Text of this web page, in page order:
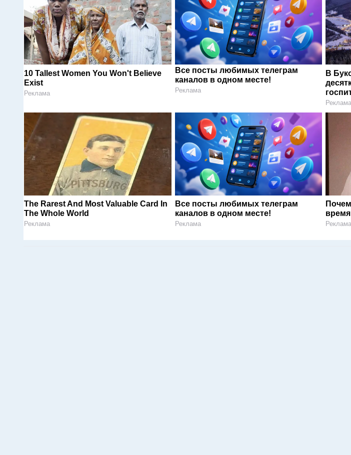
10 Tallest Women You Won't Believe
Exist
Реклама
Все посты любимых телеграм
каналов в одном месте!
Реклама
В
Реклама
The Rarest And Most Valuable Card In
The Whole World
Реклама
Все посты любимых телеграм
каналов в одном месте!
Реклама Реклама